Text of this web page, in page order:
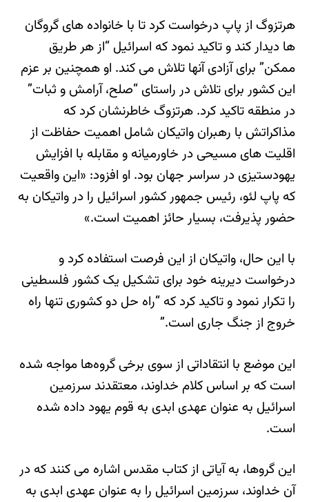
هرتزوگ از پاپ درخواست کرد تا با خانواده های گروگان
ها دیدار کند و تاکید نمود که اسرائیل “از هر طریق
ممکن” برای آزادی آنها تلاش می کند. او همچنین بر عزم
این کشور برای تلاش در راستای “صلح، آرامش و ثبات”
در منطقه تاکید کرد. هرتزوگ خاطرنشان کرد که
مذاکراتش با رهبران واتیکان شامل اهمیت حفاظت از
اقلیت های مسیحی در خاورمیانه و مقابله با افزایش
یهودستیزی در سراسر جهان بود. او افزود: «این واقعیت
که پاپ لئو، رئیس جمهور کشور اسرائیل را در واتیکان به
حضور پذیرفت، بسیار حائز اهمیت است.»
با این حال، واتیکان از این فرصت استفاده کرد و
درخواست دیرینه خود برای تشکیل یک کشور فلسطینی
را تکرار نمود و تاکید کرد که “راه حل دو کشوری تنها راه
خروج از جنگ جاری است.”
این موضع با انتقاداتی از سوی برخی گروه‌ها مواجه شده
است که بر اساس کلام خداوند، معتقدند سرزمین
اسرائیل به عنوان عهدی ابدی به قوم یهود داده شده
است.
این گروها، به آیاتی از کتاب مقدس اشاره می کنند که در
آن خداوند، سرزمین اسرائیل را به عنوان عهدی ابدی به